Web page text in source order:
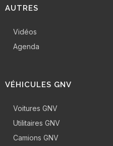
AUTRES
Vidéos
Agenda
VÉHICULES GNV
Voitures GNV
Utilitaires GNV
Camions GNV